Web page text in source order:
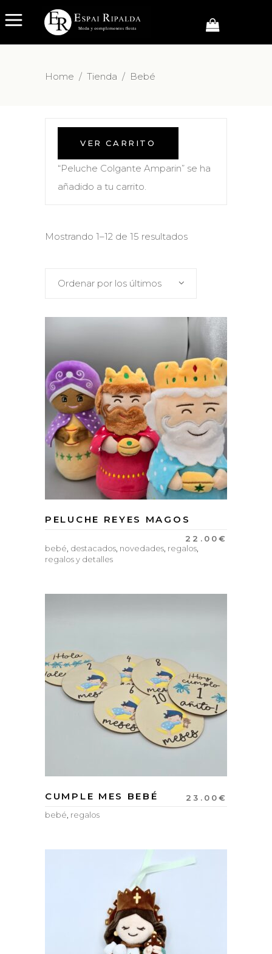
Home / Tienda / Bebé
VER CARRITO
“Peluche Colgante Amparin” se ha
añadido a tu carrito.
Mostrando 1–12 de 15 resultados
Ordenar por los últimos
PELUCHE REYES MAGOS
22.00€
bebé, destacados, novedades, regalos,
regalos y detalles
CUMPLE MES BEBÉ 23.00€
bebé, regalos